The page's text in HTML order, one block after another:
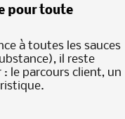
pour toute
à toutes les sauces
il reste
le parcours client, un